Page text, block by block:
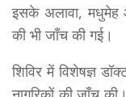
इसके अलावा, मधुमेह
की भी जाँच की गई।
शिविर में विशेषज्ञ